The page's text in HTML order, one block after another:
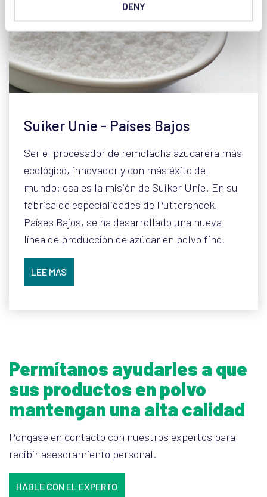
DENY
Suiker Unie - Países Bajos
Ser el procesador de remolacha azucarera más
ecológico, innovador y con más éxito del
mundo: esa es la misión de Suiker Unie. En su
fábrica de especialidades de Puttershoek,
Países Bajos, se ha desarrollado una nueva
línea de producción de azúcar en polvo fino.
LEE MAS
Permítanos ayudarles a que
sus productos en polvo
mantengan una alta calidad
Póngase en contacto con nuestros expertos para
recibir asesoramiento personal.
HABLE CON EL EXPERTO